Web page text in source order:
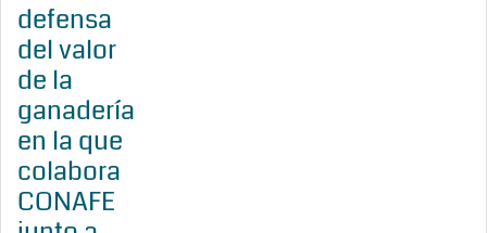
defensa
del valor
de la
ganadería
en la que
colabora
CONAFE